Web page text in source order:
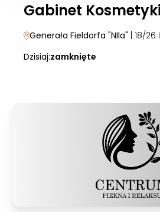
Gabinet
Generała Fieldorfa "NIla" | 18/
Dzisiaj:zamknięte